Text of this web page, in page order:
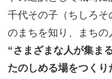
千代その子（ちしろ
のまちを知り、まちの
“さまざまな人が集ま
たのしめる場をつくり